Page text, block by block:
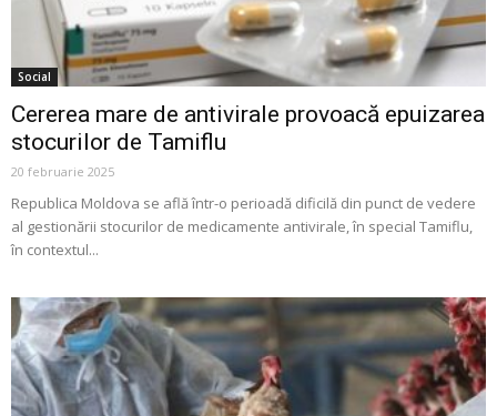
Social
Cererea mare de antivirale provoacă epuizarea
stocurilor de Tamiflu
20 februarie 2025
Republica Moldova se află într-o perioadă dificilă din punct de vedere
al gestionării stocurilor de medicamente antivirale, în special Tamiflu,
în contextul...